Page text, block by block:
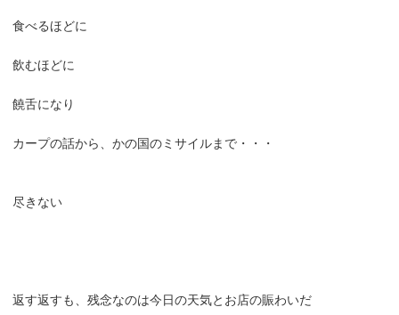
食べるほどに
飲むほどに
饒舌になり
カープの話から、かの国のミサイルまで・・・
尽きない
返す返すも、残念なのは今日の天気とお店の賑わいだ